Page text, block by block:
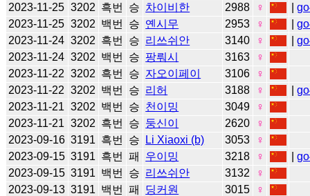
2023-11-25 3202 흑번 승 차이비한 2988 ♀ |
2023-11-25 3202 백번 승 옌시무 2953 ♀ |
2023-11-24 3202 흑번 승 리쓰쉬안 3140 ♀ |
2023-11-24 3202 백번 승 팡뤄시 3163
♀
2023-11-22 3202 흑번 승 자오이페이 3106
♀
2023-11-22 3202 백번 승 리허 3188 ♀ |
2023-11-21 3202 백번 승 천이밍 3049
♀
2023-11-21 3202 흑번 승 둥신이 2620
♀
2023-09-16 3191 흑번 승 Li Xiaoxi (b) 3053
♀
2023-09-15 3191 흑번 패 우이밍 3218 ♀ |
2023-09-15 3191 백번 승 리쓰쉬안 3132
♀
2023-09-13 3191 백번 패 딩커원 3015
♀